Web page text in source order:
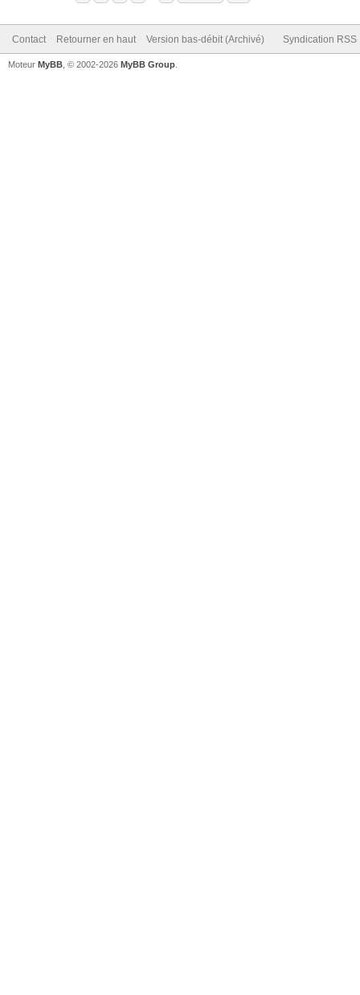
Contact Retourner en haut Version bas-débit (Archivé) Syndication RSS
Moteur MyBB , © 2002-2026 MyBB Group